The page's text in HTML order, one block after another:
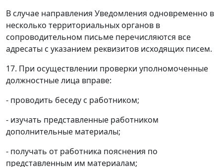
В случае направления Уведомления одновременно в
несколько территориальных органов в
сопроводительном письме перечисляются все
адресаты с указанием реквизитов исходящих писем.
17. При осуществлении проверки уполномоченные
должностные лица вправе:
- проводить беседу с работником;
- изучать представленные работником
дополнительные материалы;
- получать от работника пояснения по
представленным им материалам;